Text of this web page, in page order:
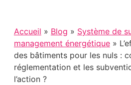
Accueil » Blog » Système de
management énergétique»
des bâtiments pour les nuls :
réglementation et les
l’action ?